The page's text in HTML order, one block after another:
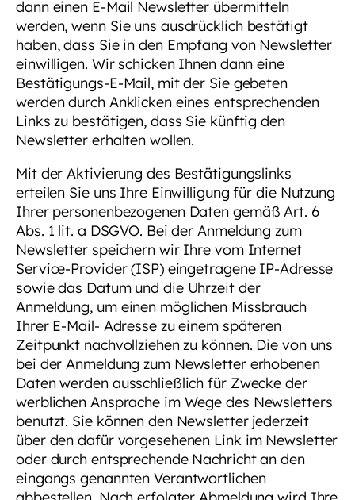
dann einen E-Mail Newsletter übermitteln
werden, wenn Sie uns ausdrücklich bestätigt
haben, dass Sie in den Empfang von Newsletter
einwilligen. Wir schicken Ihnen dann eine
Bestätigungs-E-Mail, mit der Sie gebeten
werden durch Anklicken eines entsprechenden
Links zu bestätigen, dass Sie künftig den
Newsletter erhalten wollen.
Mit der Aktivierung des Bestätigungslinks
erteilen Sie uns Ihre Einwilligung für die Nutzung
Ihrer personenbezogenen Daten gemäß Art. 6
Abs. 1 lit. a DSGVO. Bei der Anmeldung zum
Newsletter speichern wir Ihre vom Internet
Service-Provider (ISP) eingetragene IP-Adresse
sowie das Datum und die Uhrzeit der
Anmeldung, um einen möglichen Missbrauch
Ihrer E-Mail- Adresse zu einem späteren
Zeitpunkt nachvollziehen zu können. Die von uns
bei der Anmeldung zum Newsletter erhobenen
Daten werden ausschließlich für Zwecke der
werblichen Ansprache im Wege des Newsletters
benutzt. Sie können den Newsletter jederzeit
über den dafür vorgesehenen Link im Newsletter
oder durch entsprechende Nachricht an den
eingangs genannten Verantwortlichen